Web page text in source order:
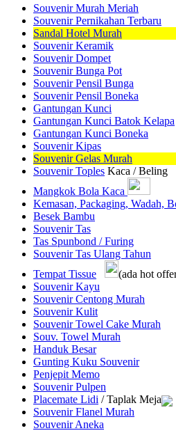
Souvenir Murah Meriah
Souvenir Pernikahan Terbaru
Sandal Hotel Murah
Souvenir Keramik
Souvenir Dompet
Souvenir Bunga Pot
Souvenir Pensil Bunga
Souvenir Pensil Boneka
Gantungan Kunci
Gantungan Kunci Batok Kelapa
Gantungan Kunci Boneka
Souvenir Kipas
Souvenir Gelas Murah
Souvenir Toples Kaca / Beling
Mangkok Bola Kaca
Kemasan, Packaging, Wadah,
Besek Bambu
Souvenir Tas
Tas Spunbond / Furing
Souvenir Tas Ulang Tahun
Tempat Tissue
(ada hot
Souvenir Kayu
Souvenir Centong Murah
Souvenir Kulit
Souvenir Towel Cake Murah
Souv. Towel Murah
Handuk Besar
Gunting Kuku Souvenir
Penjepit Memo
Souvenir Pulpen
Placemate Lidi / Taplak Meja
Souvenir Flanel Murah
Souvenir Aneka